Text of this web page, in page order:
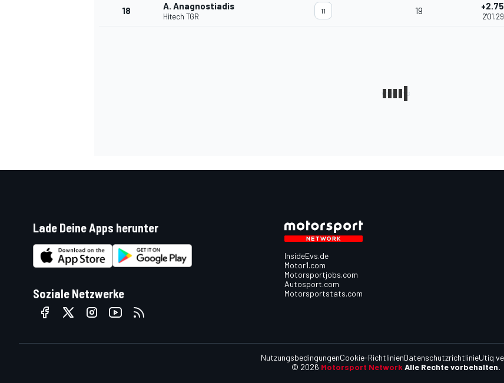
SPORTWAGEN
18 A. Anagnostiadis
Hitech TGR
11 19
Lade Deine Apps herunter
Soziale Netzwerke
InsideEvs.de
Motor1.com
Motorsportjobs.com
Autosport.com
Motorsportstats.com
© 2026 Motorsport Network Alle Rechte vorbehalten.
NutzungsbedingungenCookie-RichtlinienDatenschutzrichtlinieUtiq